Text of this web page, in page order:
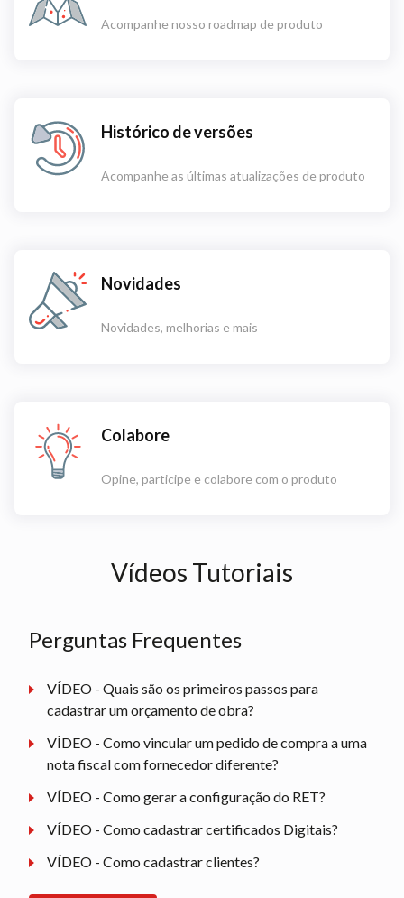
Acompanhe nosso roadmap de produto
Histórico de versões
Acompanhe as últimas atualizações de produto
Novidades
Novidades, melhorias e mais
Colabore
Opine, participe e colabore com o produto
Vídeos Tutoriais
Perguntas Frequentes
VÍDEO - Quais são os primeiros passos para
cadastrar um orçamento de obra?
VÍDEO - Como vincular um pedido de compra a uma
nota fiscal com fornecedor diferente?
VÍDEO - Como gerar a configuração do RET?
VÍDEO - Como cadastrar certificados Digitais?
VÍDEO - Como cadastrar clientes?